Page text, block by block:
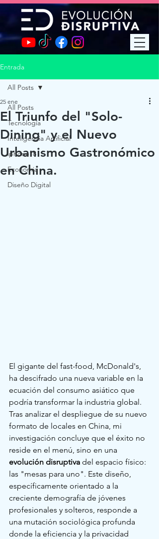
Entrada
All Posts
Tecnología
Inteligencia Artificial
iphone18
Economia
Diseño Digital
All Posts
El Triunfo del "Solo-
Dining" y el Nuevo
Urbanismo Gastronómico
en China.
25 ene
El gigante del fast-food, McDonald's,
ha descifrado una nueva variable en la
ecuación del consumo asiático que
podría transformar la industria global.
Tras analizar el despliegue de su nuevo
formato de locales en China, mi
investigación concluye que el éxito no
reside en el menú, sino en una
evolución disruptiva del espacio físico:
las "mesas para uno". Este diseño,
específicamente orientado a la
creciente demografía de jóvenes
profesionales y solteros, responde a
una mutación sociológica profunda
donde la eficiencia y la privacidad